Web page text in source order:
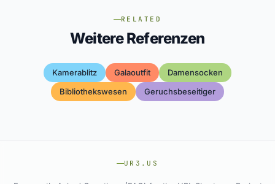
RELATED
Weitere Referenzen
Kamerablitz Galaoutfit
Damensocken
Bibliothekswesen
Geruchsbeseitiger
UR3.US